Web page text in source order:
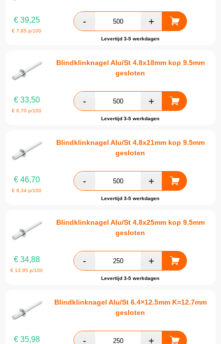
€39,25
€7,85 p/100
Levertijd 3-5 werkdagen
Blindklinknagel Alu/St 4.8x18mm kop 9.5mm
gesloten
€33,50
€6,70 p/100
Levertijd 3-5 werkdagen
Blindklinknagel Alu/St 4.8x21mm kop 9.5mm
gesloten
€46,70
€9,34 p/100
Levertijd 3-5 werkdagen
Blindklinknagel Alu/St 4.8x25mm kop 9.5mm
gesloten
€34,88
€ 13,95 p/100
Levertijd 3-5 werkdagen
Blindklinknagel Alu/St 6.4×12.5mm K=12.7mm
gesloten
€35,98